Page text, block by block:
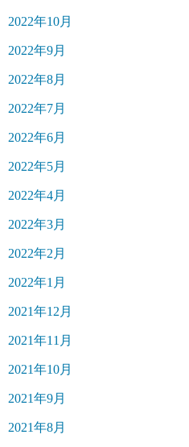
2022年10月
2022年9月
2022年8月
2022年7月
2022年6月
2022年5月
2022年4月
2022年3月
2022年2月
2022年1月
2021年12月
2021年11月
2021年10月
2021年9月
2021年8月